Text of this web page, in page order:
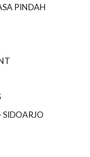
PINDAH
SIDOARJO